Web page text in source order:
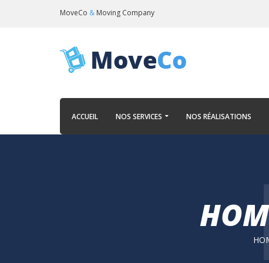
MoveCo & Moving Company
ACCUEIL NOS SERVICES NOS RÉALISATIONS